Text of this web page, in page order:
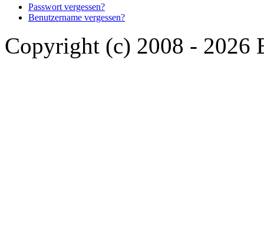
Passwort vergessen?
Benutzername vergessen?
Copyright (c) 2008 - 2026